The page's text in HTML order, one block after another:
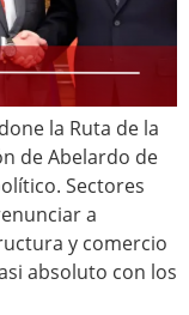
la Ruta de la
de Abelardo de
Sectores
a
y comercio
absoluto con los